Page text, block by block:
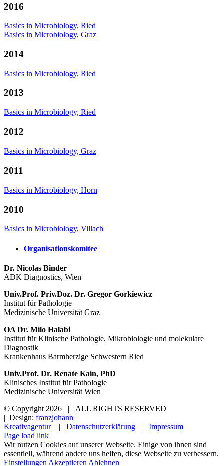
2016
Basics in Microbiology, Ried
Basics in Microbiology, Graz
2014
Basics in Microbiology, Ried
2013
Basics in Microbiology, Ried
2012
Basics in Microbiology, Graz
2011
Basics in Microbiology, Horn
2010
Basics in Microbiology, Villach
Organisationskomitee
Dr. Nicolas Binder
ADK Diagnostics, Wien
Univ.Prof. Priv.Doz. Dr. Gregor Gorkiewicz
Institut für Pathologie
Medizinische Universität Graz
OA Dr. Milo Halabi
Institut für Klinische Pathologie, Mikrobiologie und molekulare
Diagnostik
Krankenhaus Barmherzige Schwestern Ried
Univ.Prof. Dr. Renate Kain, PhD
Klinisches Institut für Pathologie
Medizinische Universität Wien
© Copyright 2026 | ALL RIGHTS RESERVED
| Design: franzjohann
Kreativagentur| Datenschutzerklärung | Impressum
Page load link
Wir nutzen Cookies auf unserer Webseite. Einige von ihnen sind
essentiell, während andere uns helfen, diese Webseite zu verbessern.
Einstellungen Akzeptieren Ablehnen